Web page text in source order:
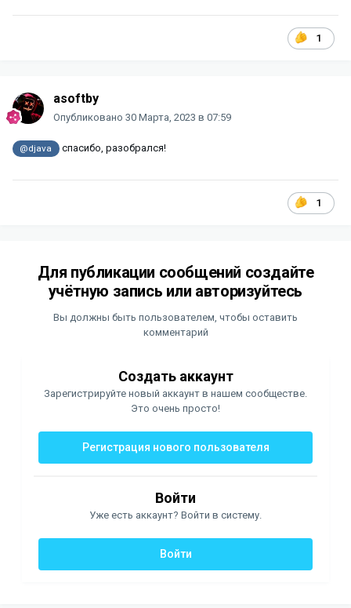
1
asoftby
Опубликовано 30 Марта, 2023 в 07:59
@djava спасибо, разобрался!
1
Для публикации сообщений создайте
учётную запись или авторизуйтесь
Вы должны быть пользователем, чтобы оставить
комментарий
Создать аккаунт
Зарегистрируйте новый аккаунт в нашем сообществе.
Это очень просто!
Регистрация нового пользователя
Войти
Уже есть аккаунт? Войти в систему.
Войти